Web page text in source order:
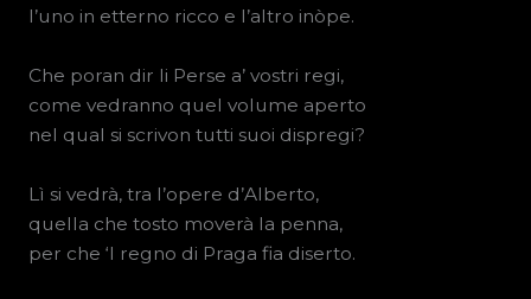
l’uno in etterno ricco e l’altro inòpe.
Che poran dir li Perse a’ vostri regi,
come vedranno quel volume aperto
nel qual si scrivon tutti suoi dispregi?
Lì si vedrà, tra l’opere d’Alberto,
quella che tosto moverà la penna,
per che ‘l regno di Praga fia diserto.